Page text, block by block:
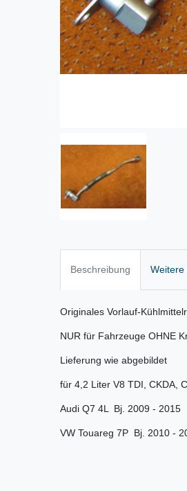
Beschreibung Weitere
Originales Vorlauf-
NUR für Fahrzeuge OHNE
Lieferung wie abgebildet
für 4,2 Liter V8 TDI, CKDA,
Audi Q7 4L Bj. 2009 - 2015
VW Touareg 7P Bj. 2010 -